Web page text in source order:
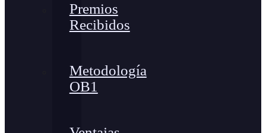
Premios
Recibidos
Metodología
OB1